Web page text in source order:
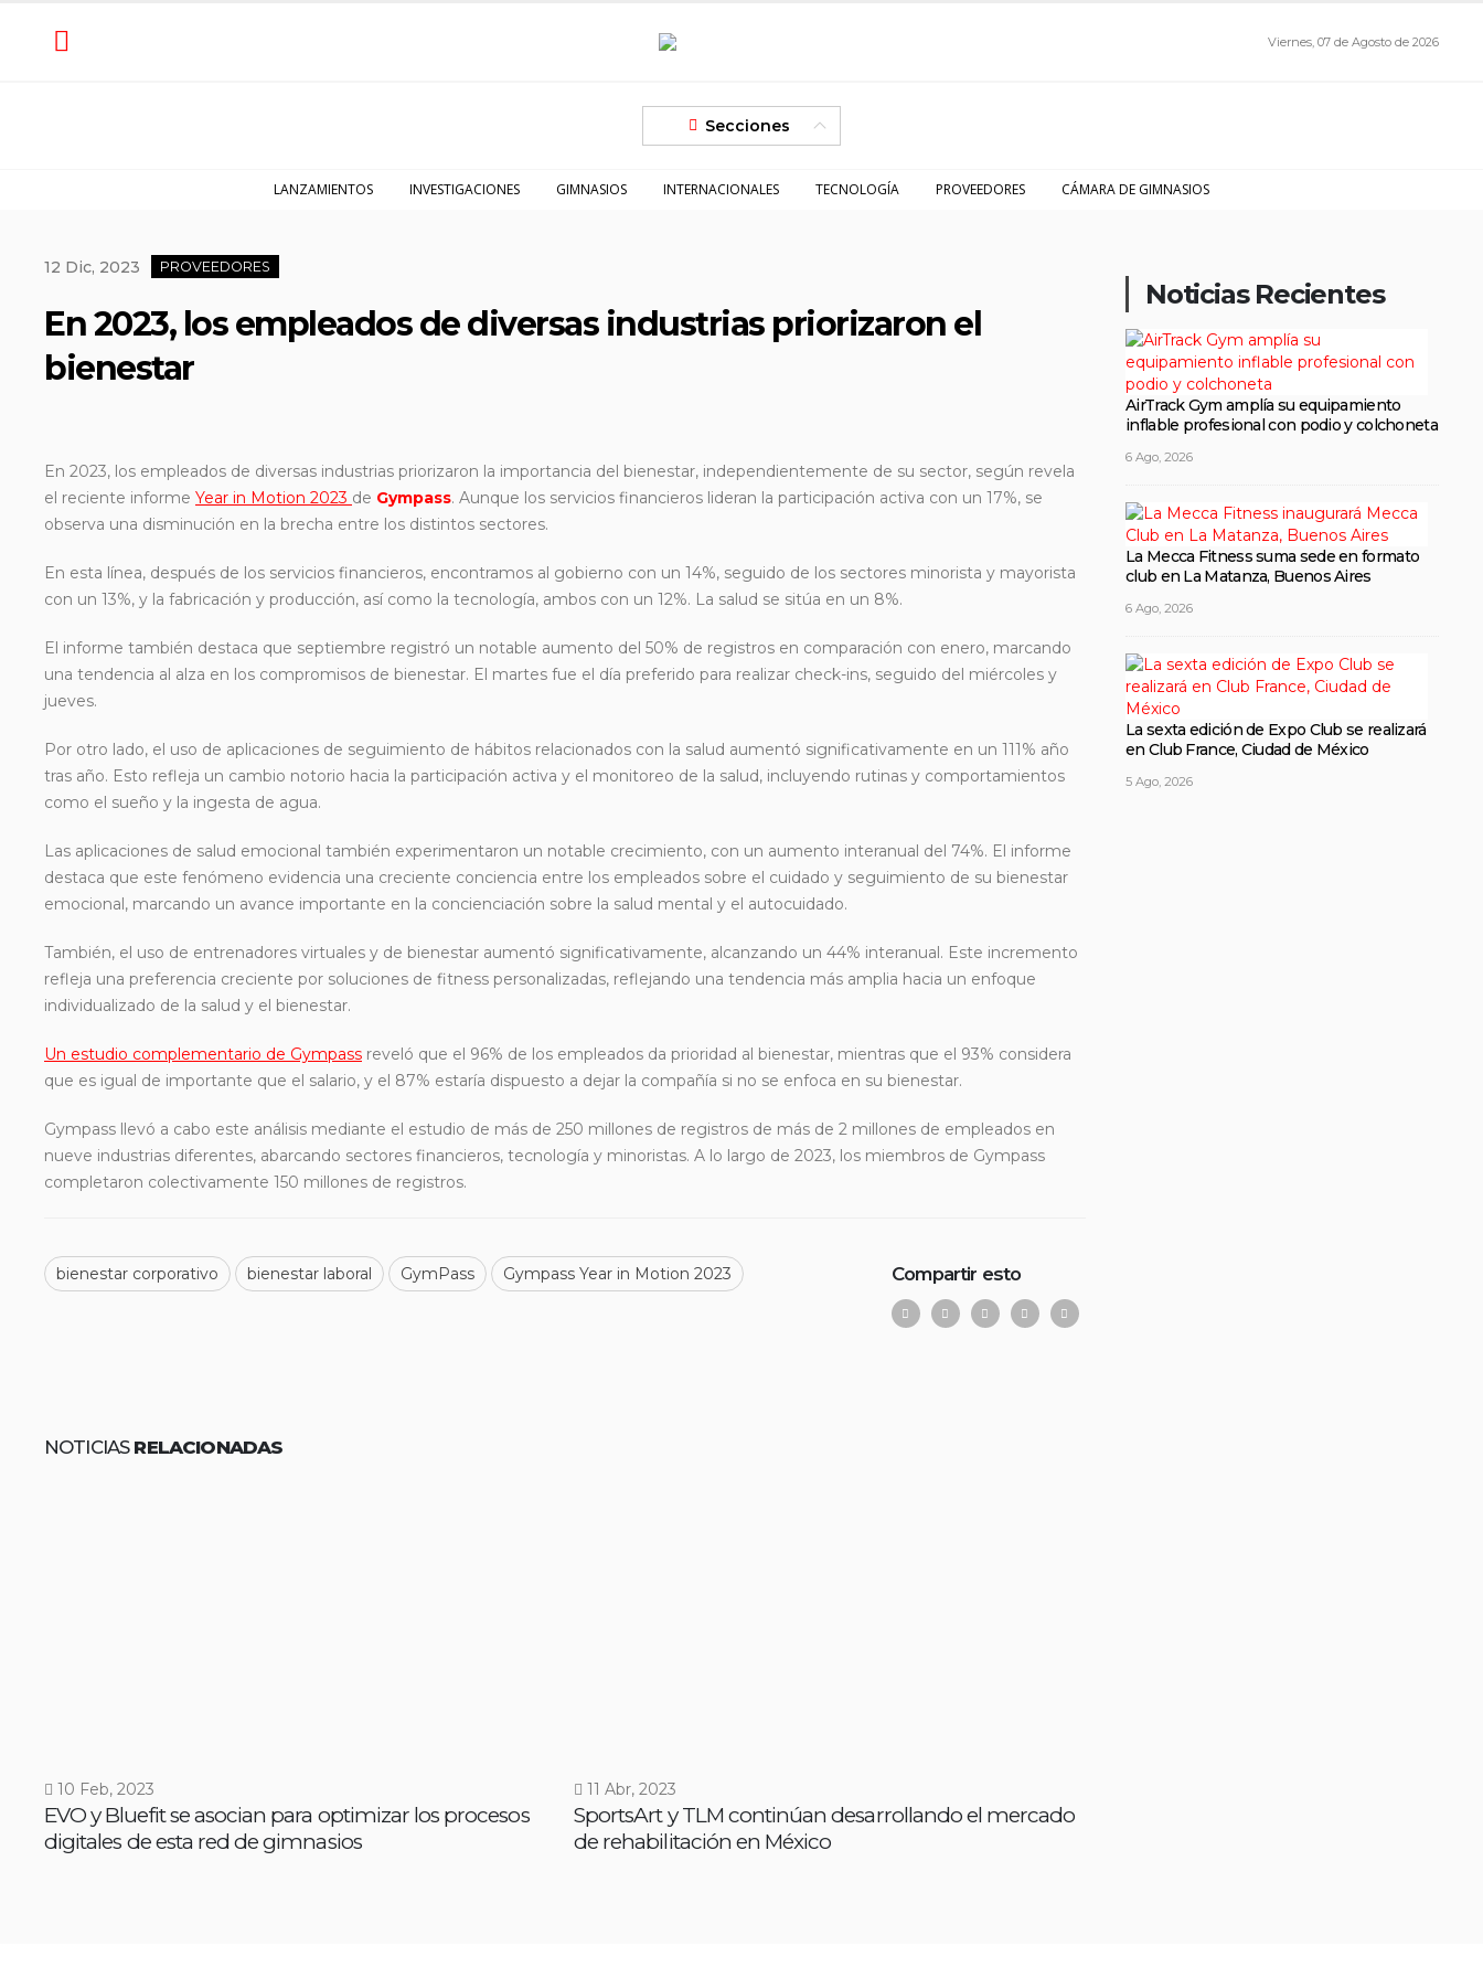
Viernes, 07 de Agosto de 2026
Secciones
LANZAMIENTOS INVESTIGACIONES GIMNASIOS INTERNACIONALES TECNOLOGÍA PROVEEDORES CÁMARA DE GIMNASIOS
12 Dic, 2023 PROVEEDORES
En 2023, los empleados de diversas industrias priorizaron el
bienestar
En 2023, los empleados de diversas industrias priorizaron la importancia del bienestar, independientemente de su sector, según revela
el reciente informe Year in Motion 2023 de Gympass. Aunque los servicios financieros lideran la participación activa con un 17%, se
observa una disminución en la brecha entre los distintos sectores.
En esta línea, después de los servicios financieros, encontramos al gobierno con un 14%, seguido de los sectores minorista y mayorista
con un 13%, y la fabricación y producción, así como la tecnología, ambos con un 12%. La salud se sitúa en un 8%.
El informe también destaca que septiembre registró un notable aumento del 50% de registros en comparación con enero, marcando
una tendencia al alza en los compromisos de bienestar. El martes fue el día preferido para realizar check-ins, seguido del miércoles y
jueves.
Por otro lado, el uso de aplicaciones de seguimiento de hábitos relacionados con la salud aumentó significativamente en un 111% año
tras año. Esto refleja un cambio notorio hacia la participación activa y el monitoreo de la salud, incluyendo rutinas y comportamientos
como el sueño y la ingesta de agua.
Las aplicaciones de salud emocional también experimentaron un notable crecimiento, con un aumento interanual del 74%. El informe
destaca que este fenómeno evidencia una creciente conciencia entre los empleados sobre el cuidado y seguimiento de su bienestar
emocional, marcando un avance importante en la concienciación sobre la salud mental y el autocuidado.
También, el uso de entrenadores virtuales y de bienestar aumentó significativamente, alcanzando un 44% interanual. Este incremento
refleja una preferencia creciente por soluciones de fitness personalizadas, reflejando una tendencia más amplia hacia un enfoque
individualizado de la salud y el bienestar.
Un estudio complementario de Gympass reveló que el 96% de los empleados da prioridad al bienestar, mientras que el 93% considera
que es igual de importante que el salario, y el 87% estaría dispuesto a dejar la compañía si no se enfoca en su bienestar.
Gympass llevó a cabo este análisis mediante el estudio de más de 250 millones de registros de más de 2 millones de empleados en
nueve industrias diferentes, abarcando sectores financieros, tecnología y minoristas. A lo largo de 2023, los miembros de Gympass
completaron colectivamente 150 millones de registros.
bienestar corporativo bienestar laboral GymPass Gympass Year in Motion 2023 Compartir esto
NOTICIAS RELACIONADAS
10 Feb, 2023
EVO y Bluefit se asocian para optimizar los procesos
digitales de esta red de gimnasios
11 Abr, 2023
SportsArt y TLM continúan desarrollando el mercado
de rehabilitación en México
Noticias Recientes
AirTrack Gym amplía su equipamiento
inflable profesional con podio y colchoneta
6 Ago, 2026
La Mecca Fitness suma sede en formato
club en La Matanza, Buenos Aires
6 Ago, 2026
La sexta edición de Expo Club se realizará
en Club France, Ciudad de México
5 Ago, 2026